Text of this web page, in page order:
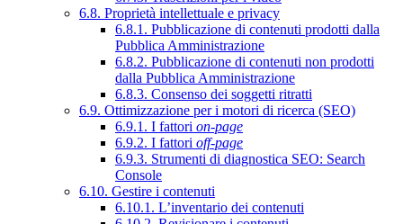
6.8. Proprietà intellettuale e privacy
6.8.1. Pubblicazione di contenuti prodotti dalla
Pubblica Amministrazione
6.8.2. Pubblicazione di contenuti non prodotti
dalla Pubblica Amministrazione
6.8.3. Consenso dei soggetti ritratti
6.9. Ottimizzazione per i motori di ricerca (SEO)
6.9.1. I fattori on-page
6.9.2. I fattori off-page
6.9.3. Strumenti di diagnostica SEO: Search
Console
6.10. Gestire i contenuti
6.10.1. L’inventario dei contenuti